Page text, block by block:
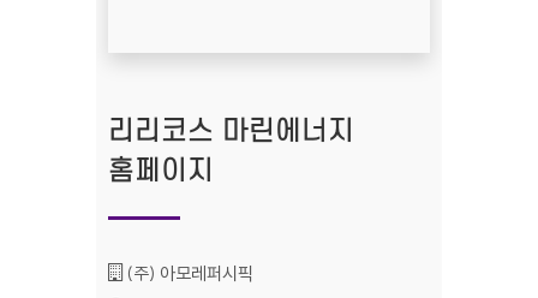
리리코스 마린에너지
홈페이지
기관명 :
(주) 아모레퍼시픽